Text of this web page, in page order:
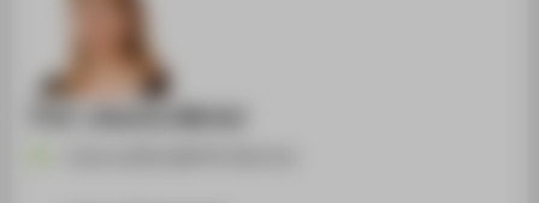
Prof. Johanna Michel
ÜBER DIE HTW BERLIN